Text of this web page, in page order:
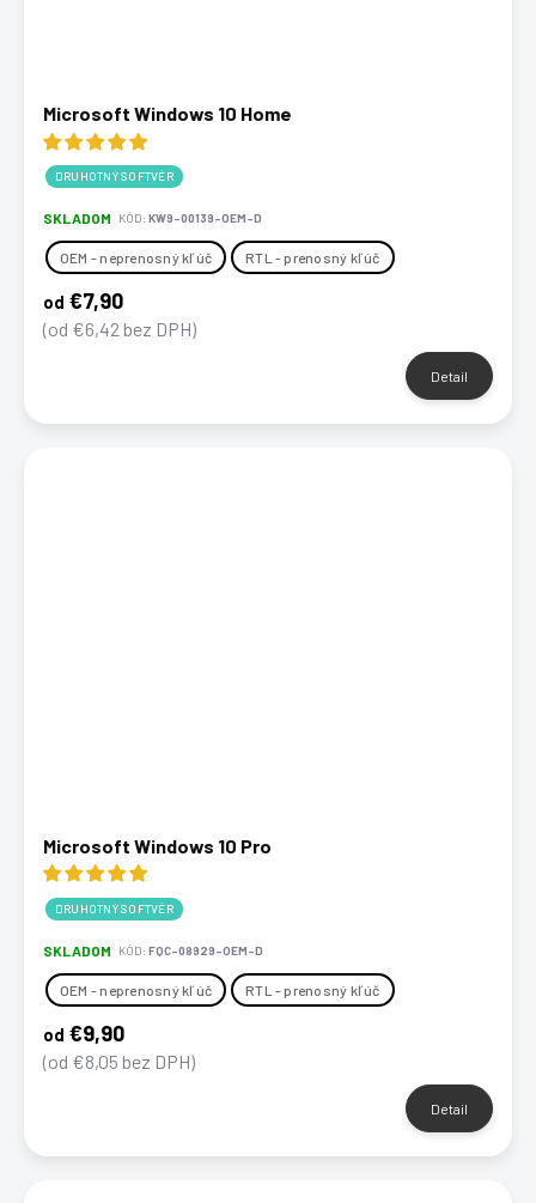
Microsoft Windows 10 Home
DRUHOTNÝ SOFTVÉR
SKLADOM KÓD: KW9-00139-OEM-D
OEM - neprenosný kľúč RTL - prenosný kľúč
od €7,90
(od €6,42 bez DPH)
Detail
Microsoft Windows 10 Pro
DRUHOTNÝ SOFTVÉR
SKLADOM KÓD: FQC-08929-OEM-D
OEM - neprenosný kľúč RTL - prenosný kľúč
od €9,90
(od €8,05 bez DPH)
Detail